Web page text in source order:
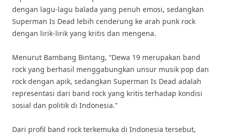
dengan lagu-lagu balada yang penuh emosi, sedangkan
Superman Is Dead lebih cenderung ke arah punk rock
dengan lirik-lirik yang kritis dan mengena.
Menurut Bambang Bintang, “Dewa 19 merupakan band
rock yang berhasil menggabungkan unsur musik pop dan
rock dengan apik, sedangkan Superman Is Dead adalah
representasi dari band rock yang kritis terhadap kondisi
sosial dan politik di Indonesia.”
Dari profil band rock terkemuka di Indonesia tersebut,